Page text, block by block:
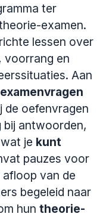
ter
examen.
lessen over
voorrang en
Aan
examenvragen
de oefenvragen
bij antwoorden,
je kunt
pauzes voor
van de
begeleid naar
hun theorie-